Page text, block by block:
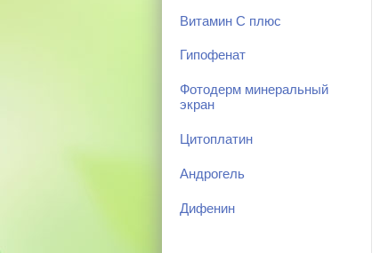
Витамин С плюс
Гипофенат
Фотодерм минеральный
экран
Цитоплатин
Андрогель
Дифенин